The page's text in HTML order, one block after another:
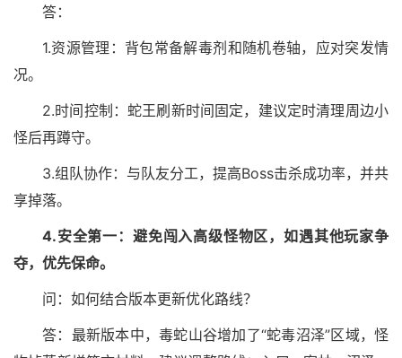
答：
1.资源管理：背包常备解毒剂和随机卷轴，应对突发情
况。
2.时间控制：蛇王刷新时间固定，建议定时清理周边小
怪后再蹲守。
3.组队协作：与队友分工，提高Boss击杀成功率，并共
享掉落。
4.安全第一：避免闯入高级怪物区，如遇其他玩家争
夺，优先保命。
问：如何结合版本更新优化路线？
答：最新版本中，毒蛇山谷增加了“蛇毒沼泽”区域，怪